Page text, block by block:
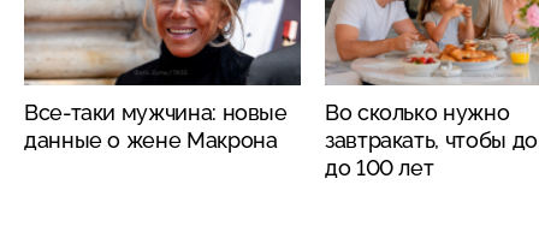
Все-таки мужчина: новые
данные о жене Макрона
Во сколько нужно
завтракать, чтобы
до 100 лет